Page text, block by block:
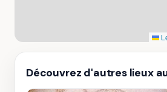
Découvrez d'autres lieux